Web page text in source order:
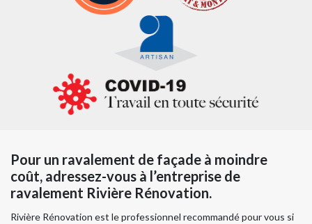
Pour un ravalement de façade à moindre
coût, adressez-vous à l’entreprise de
ravalement Rivière Rénovation.
Rivière Rénovation est le professionnel recommandé pour vous si